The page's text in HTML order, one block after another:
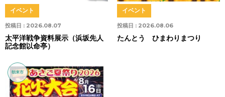
投稿日 : 2026.08.07
イベント
太平洋戦争資料展示（浜坂先人
記念館以命亭）
投稿日 : 2026.08.06
イベント
たんとう ひまわりまつり
朝来市